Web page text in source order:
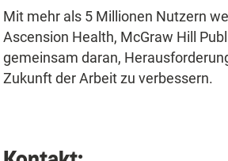
Mit mehr als 5 Millionen Nutzern
Ascension Health, McGraw Hill
gemeinsam daran,
Zukunft der Arbeit zu verbessern.